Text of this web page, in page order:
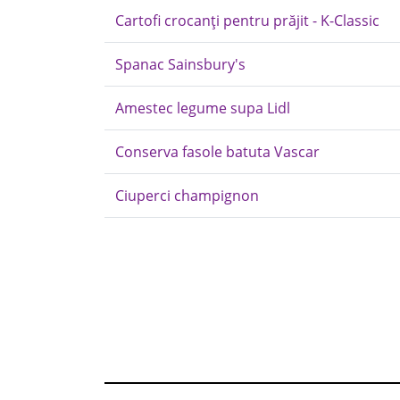
Cartofi crocanți pentru prăjit - K-Classic
Spanac Sainsbury's
Amestec legume supa Lidl
Conserva fasole batuta Vascar
Ciuperci champignon